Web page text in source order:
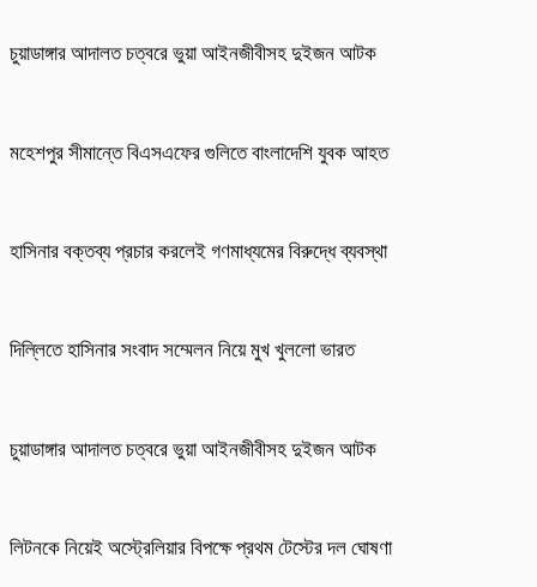
চুয়াডাঙ্গার আদালত চত্বরে ভুয়া আইনজীবীসহ দুইজন আটক
মহেশপুর সীমান্তে বিএসএফের গুলিতে বাংলাদেশি যুবক আহত
হাসিনার বক্তব্য প্রচার করলেই গণমাধ্যমের বিরুদ্ধে ব্যবস্থা
দিল্লিতে হাসিনার সংবাদ সম্মেলন নিয়ে মুখ খুললো ভারত
চুয়াডাঙ্গার আদালত চত্বরে ভুয়া আইনজীবীসহ দুইজন আটক
লিটনকে নিয়েই অস্ট্রেলিয়ার বিপক্ষে প্রথম টেস্টের দল ঘোষণা